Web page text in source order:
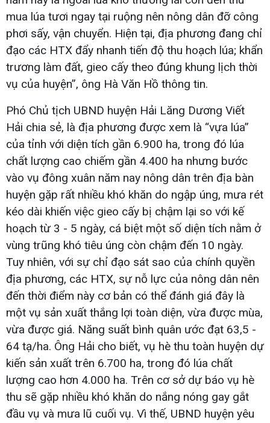
mua lúa tươi ngay tại ruộng nên nông dân đỡ công
phơi sấy, vận chuyển. Hiện tại, địa phương đang chỉ
đạo các HTX đẩy nhanh tiến độ thu hoạch lúa; khẩn
trương làm đất, gieo cấy theo đúng khung lịch thời
vụ của huyện”, ông Hà Văn Hồ thông tin.
Phó Chủ tịch UBND huyện Hải Lăng Dương Viết
Hải chia sẻ, là địa phương được xem là “vựa lúa”
của tỉnh với diện tích gần 6.900 ha, trong đó lúa
chất lượng cao chiếm gần 4.400 ha nhưng bước
vào vụ đông xuân năm nay nông dân trên địa bàn
huyện gặp rất nhiều khó khăn do ngập úng, mưa rét
kéo dài khiến việc gieo cấy bị chậm lại so với kế
hoạch từ 3 - 5 ngày, cá biệt một số diện tích nằm ở
vùng trũng khó tiêu úng còn chậm đến 10 ngày.
Tuy nhiên, với sự chỉ đạo sát sao của chính quyền
địa phương, các HTX, sự nỗ lực của nông dân nên
đến thời điểm này cơ bản có thể đánh giá đây là
một vụ sản xuất thắng lợi toàn diện, vừa được mùa,
vừa được giá. Năng suất bình quân ước đạt 63,5 -
64 tạ/ha. Ông Hải cho biết, vụ hè thu toàn huyện dự
kiến sản xuất trên 6.700 ha, trong đó lúa chất
lượng cao hơn 4.000 ha. Trên cơ sở dự báo vụ hè
thu sẽ gặp nhiều khó khăn do nắng nóng gay gắt
đầu vụ và mưa lũ cuối vụ. Vì thế, UBND huyện yêu